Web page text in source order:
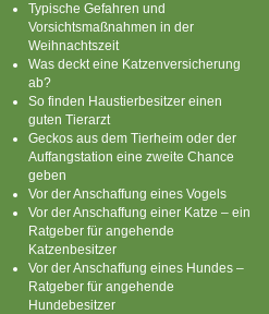
Typische Gefahren und
Vorsichtsmaßnahmen in der
Weihnachtszeit
Was deckt eine Katzenversicherung
ab?
So finden Haustierbesitzer einen
guten Tierarzt
Geckos aus dem Tierheim oder der
Auffangstation eine zweite Chance
geben
Vor der Anschaffung eines Vogels
Vor der Anschaffung einer Katze – ein
Ratgeber für angehende
Katzenbesitzer
Vor der Anschaffung eines Hundes –
Ratgeber für angehende
Hundebesitzer